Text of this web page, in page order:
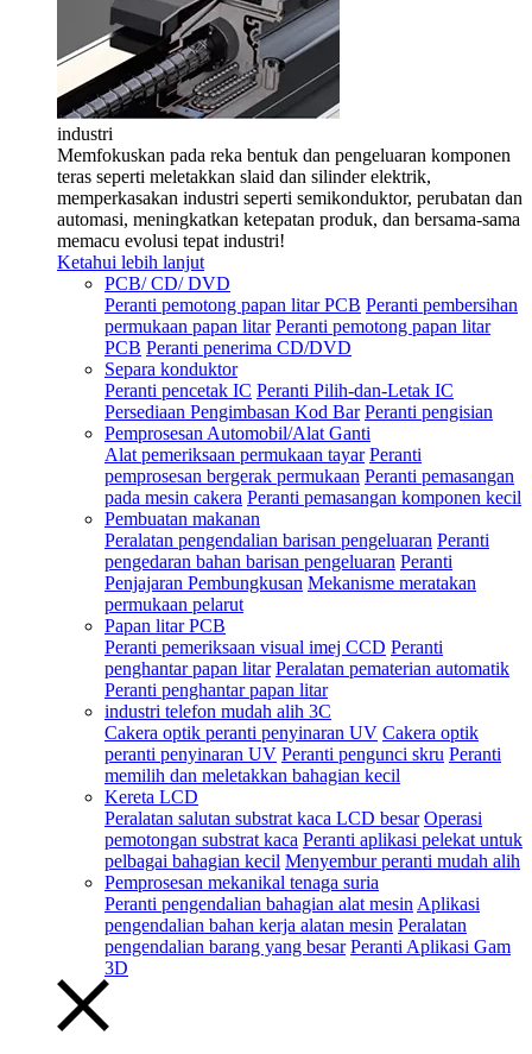
industri
Memfokuskan pada reka bentuk dan pengeluaran komponen
teras seperti meletakkan slaid dan silinder elektrik,
memperkasakan industri seperti semikonduktor, perubatan dan
automasi, meningkatkan ketepatan produk, dan bersama-sama
memacu evolusi tepat industri!
Ketahui lebih lanjut
PCB/ CD/ DVD
Peranti pemotong papan litar PCB Peranti pembersihan
permukaan papan litar Peranti pemotong papan litar
PCB Peranti penerima CD/DVD
Separa konduktor
Peranti pencetak IC Peranti Pilih-dan-Letak IC
Persediaan Pengimbasan Kod Bar Peranti pengisian
Pemprosesan Automobil/Alat Ganti
Alat pemeriksaan permukaan tayar Peranti
pemprosesan bergerak permukaan Peranti pemasangan
pada mesin cakera Peranti pemasangan komponen kecil
Pembuatan makanan
Peralatan pengendalian barisan pengeluaran Peranti
pengedaran bahan barisan pengeluaran Peranti
Penjajaran Pembungkusan Mekanisme meratakan
permukaan pelarut
Papan litar PCB
Peranti pemeriksaan visual imej CCD Peranti
penghantar papan litar Peralatan pematerian automatik
Peranti penghantar papan litar
industri telefon mudah alih 3C
Cakera optik peranti penyinaran UV Cakera optik
peranti penyinaran UV Peranti pengunci skru Peranti
memilih dan meletakkan bahagian kecil
Kereta LCD
Peralatan salutan substrat kaca LCD besar Operasi
pemotongan substrat kaca Peranti aplikasi pelekat untuk
pelbagai bahagian kecil Menyembur peranti mudah alih
Pemprosesan mekanikal tenaga suria
Peranti pengendalian bahagian alat mesin Aplikasi
pengendalian bahan kerja alatan mesin Peralatan
pengendalian barang yang besar Peranti Aplikasi Gam
3D